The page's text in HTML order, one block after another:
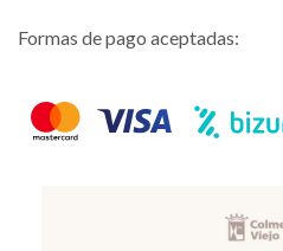
Formas de pago aceptadas: